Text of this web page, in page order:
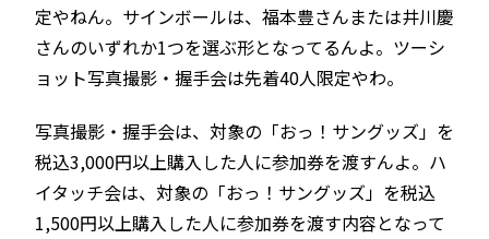
定やねん。サインボールは、福本豊さんまたは井川慶
さんのいずれか1つを選ぶ形となってるんよ。ツーシ
ョット写真撮影・握手会は先着40人限定やわ。
写真撮影・握手会は、対象の「おっ！サングッズ」を
税込3,000円以上購入した人に参加券を渡すんよ。ハ
イタッチ会は、対象の「おっ！サングッズ」を税込
1,500円以上購入した人に参加券を渡す内容となって